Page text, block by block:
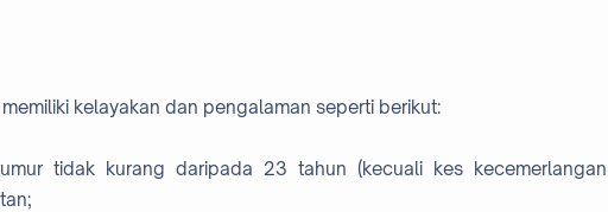
kelayakan dan pengalaman seperti berikut:
tidak kurang daripada 23 tahun (kecuali kes kecemerlangan